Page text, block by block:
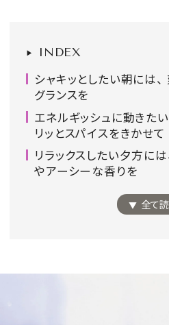
会員登録
Log in or Sign up
SPUR読者のためのメンバー
「The SPUR Club」。便利な
INDEX
シャキッとしたい朝には
グランスを
エネルギッシュに動きた
リッとスパイスをきかせて
リラックスしたい夕方に
やアーシーな香りを
全て